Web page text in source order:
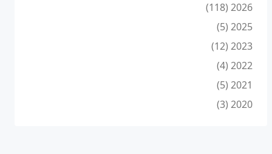
2026 (118)
2025 (5)
2023 (12)
2022 (4)
2021 (5)
2020 (3)